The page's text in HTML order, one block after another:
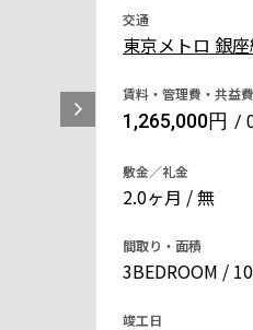
(港区・渋谷区以外)交通
東京メトロ 銀
賃料・管理費・共益費
1,265,000円 /
敷金／礼金
2.0ヶ月 / 無
間取り・面積
3BEDROOM /
竣工日